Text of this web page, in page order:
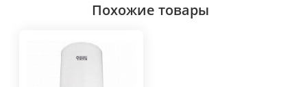
Похожие товары